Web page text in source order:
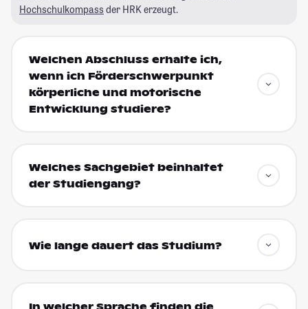
Hochschulkompass der HRK erzeugt.
Welchen Abschluss erhalte ich,
wenn ich Förderschwerpunkt
körperliche und motorische
Entwicklung studiere?
Welches Sachgebiet beinhaltet
der Studiengang?
Wie lange dauert das Studium?